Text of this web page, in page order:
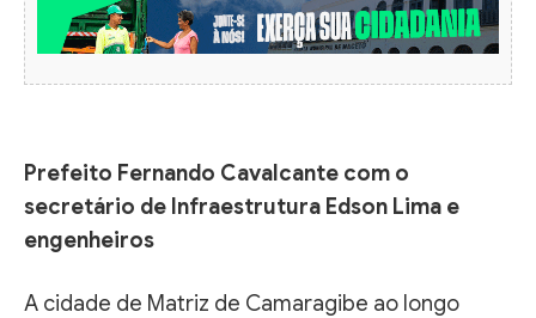
Prefeito Fernando Cavalcante com o
secretário de Infraestrutura Edson Lima e
engenheiros
A cidade de Matriz de Camaragibe ao longo